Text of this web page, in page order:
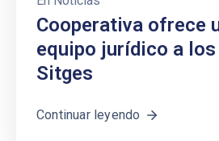
Cooperativa ofrece
equipo jurídico a
Sitges
Continuar leyendo